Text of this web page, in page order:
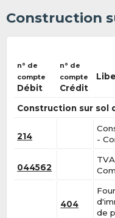
Construction
n° de
compte
Débit
n° de
compte
Crédit
Construction sur sol
214
-
044562
404
de